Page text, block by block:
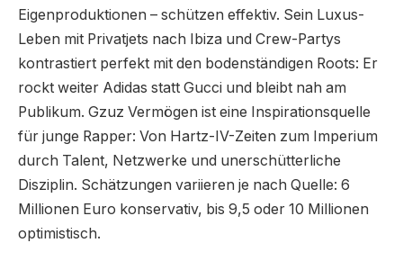
Eigenproduktionen – schützen effektiv. Sein Luxus-
Leben mit Privatjets nach Ibiza und Crew-Partys
kontrastiert perfekt mit den bodenständigen Roots: Er
rockt weiter Adidas statt Gucci und bleibt nah am
Publikum. Gzuz Vermögen ist eine Inspirationsquelle
für junge Rapper: Von Hartz-IV-Zeiten zum Imperium
durch Talent, Netzwerke und unerschütterliche
Disziplin. Schätzungen variieren je nach Quelle: 6
Millionen Euro konservativ, bis 9,5 oder 10 Millionen
optimistisch.